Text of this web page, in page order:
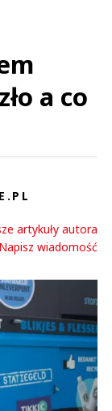
a co
artykuły autora
Napisz wiadomość